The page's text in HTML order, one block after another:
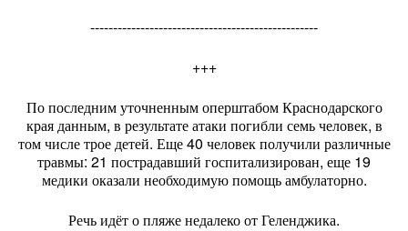
--------------------------------------------------
+++
По последним уточненным оперштабом Краснодарского
края данным, в результате атаки погибли семь человек, в
том числе трое детей. Еще 40 человек получили различные
травмы: 21 пострадавший госпитализирован, еще 19
медики оказали необходимую помощь амбулаторно.
Речь идёт о пляже недалеко от Геленджика.